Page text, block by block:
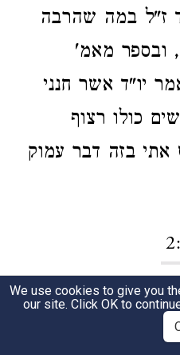
ז"ל במה שהרבה
ובספר מאמ'
יו"ד אשר חנני
כולו רצוף
בזה דבר עמוק
הזה מצוה לאהבו
על התורה
We use cookies to give you
our site. Click OK to